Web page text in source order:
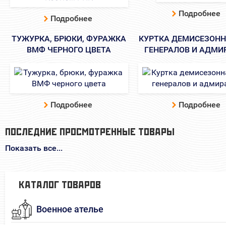
Подробнее
Подробнее
ТУЖУРКА, БРЮКИ, ФУРАЖКА
ВМФ ЧЕРНОГО ЦВЕТА
Подробнее
КУРТКА
ГЕНЕРАЛОВ И
Подробнее
ПОСЛЕДНИЕ ПРОСМОТРЕННЫЕ ТОВАРЫ
Показать все...
КАТАЛОГ ТОВАРОВ
Военное ателье